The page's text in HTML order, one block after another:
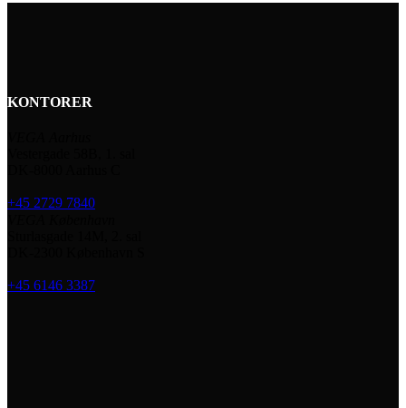
KONTORER
+45 2729 7840
+45 6146 3387